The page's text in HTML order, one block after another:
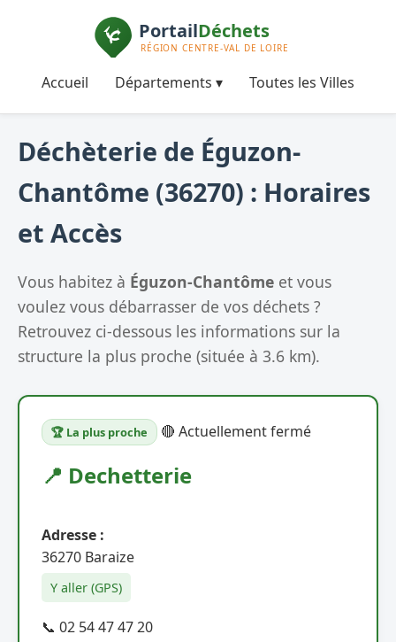
Accueil Départements ▾ Toutes les Villes
Déchèterie de Éguzon-
Chantôme (36270) : Horaires
et Accès
Vous habitez à Éguzon-Chantôme et vous
voulez vous débarrasser de vos déchets ?
Retrouvez ci-dessous les informations sur la
structure la plus proche (située à 3.6 km).
🏆 La plus proche 🔴 Actuellement fermé
📍 Dechetterie
Adresse :
36270 Baraize
Y aller (GPS)
📞 02 54 47 47 20